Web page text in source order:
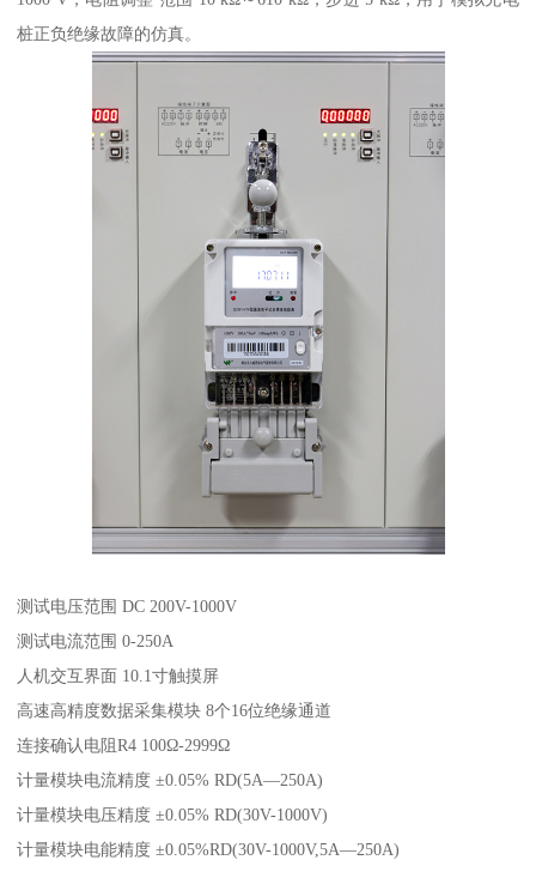
桩正负绝缘故障的仿真。
测试电压范围 DC 200V-1000V
测试电流范围 0-250A
人机交互界面 10.1寸触摸屏
高速高精度数据采集模块 8个16位绝缘通道
连接确认电阻R4 100Ω-2999Ω
计量模块电流精度 ±0.05% RD(5A—250A)
计量模块电压精度 ±0.05% RD(30V-1000V)
计量模块电能精度 ±0.05%RD(30V-1000V,5A—250A)